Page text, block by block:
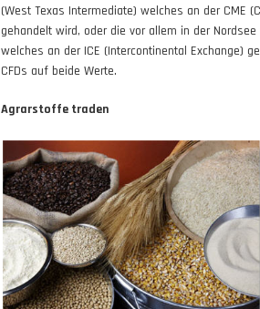
(West Texas Intermediate) welches an der CME
gehandelt wird, oder die vor allem in der Nordsee
welches an der ICE (Intercontinental Exchange)
CFDs auf beide Werte.
Agrarstoffe traden